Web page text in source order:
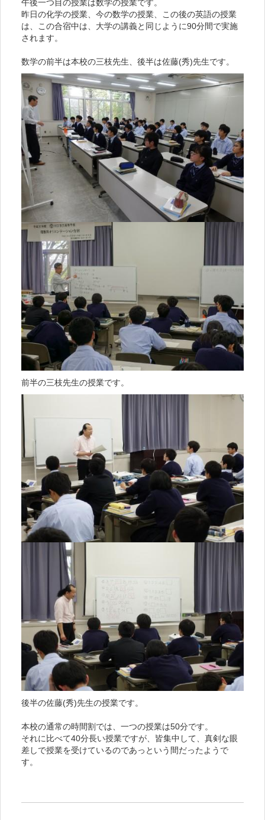
午後一つ目の授業は数学の授業です。
昨日の化学の授業、今の数学の授業、この後の英語の授業
は、この合宿中は、大学の講義と同じように90分間で実施
されます。
数学の前半は本校の三枝先生、後半は佐藤(秀)先生です。
前半の三枝先生の授業です。
後半の佐藤(秀)先生の授業です。
本校の通常の時間割では、一つの授業は50分です。
それに比べて40分長い授業ですが、皆集中して、真剣な眼
差しで授業を受けているのであっという間だったようで
す。